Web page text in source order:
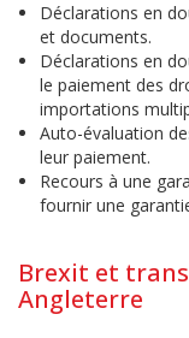
Déclarations en
et documents.
Déclarations en
le paiement des
importations
Auto-évaluation
leur paiement.
Recours à une
fournir une
Brexit et
Angleterre